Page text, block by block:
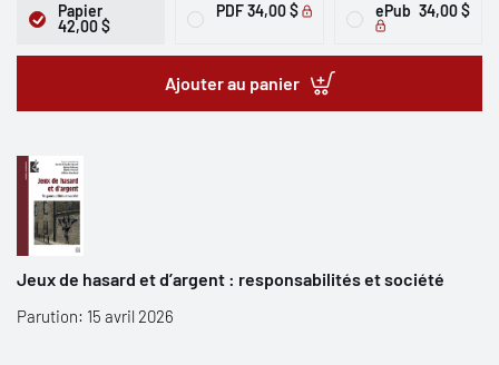
Papier
42,00 $
PDF34,00 $ ePub 34,00 $
Ajouter au panier
Jeux de hasard et d’argent : responsabilités et société
Parution: 15 avril 2026